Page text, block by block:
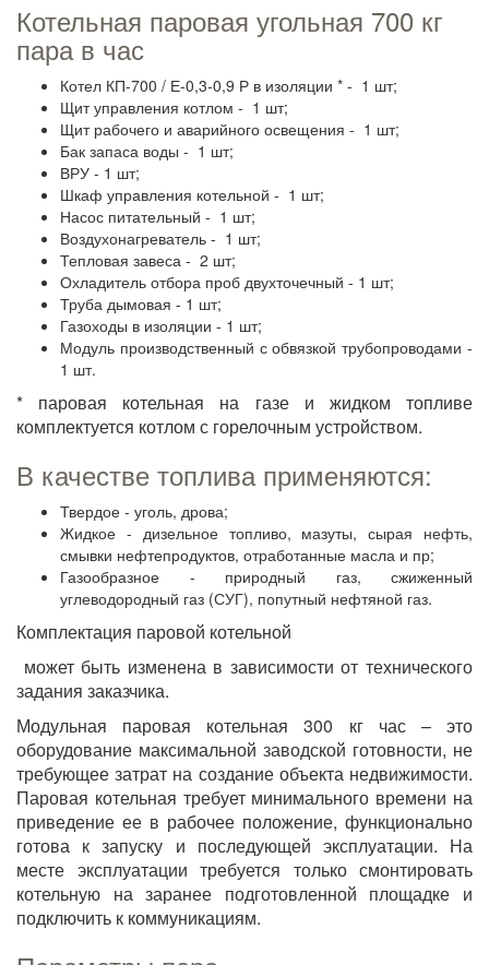
Котельная паровая угольная 700 кг
пара в час
Котел КП-700 / Е-0,3-0,9 Р в изоляции * - 1 шт;
Щит управления котлом - 1 шт;
Щит рабочего и аварийного освещения - 1 шт;
Бак запаса воды - 1 шт;
ВРУ - 1 шт;
Шкаф управления котельной - 1 шт;
Насос питательный - 1 шт;
Воздухонагреватель - 1 шт;
Тепловая завеса - 2 шт;
Охладитель отбора проб двухточечный - 1 шт;
Труба дымовая - 1 шт;
Газоходы в изоляции - 1 шт;
Модуль производственный с обвязкой трубопроводами -
1 шт.
* паровая котельная на газе и жидком топливе
комплектуется котлом с горелочным устройством.
В качестве топлива применяются:
Твердое - уголь, дрова;
Жидкое - дизельное топливо, мазуты, сырая нефть,
смывки нефтепродуктов, отработанные масла и пр;
Газообразное - природный газ, сжиженный
углеводородный газ (СУГ), попутный нефтяной газ.
Комплектация паровой котельной
может быть изменена в зависимости от технического
задания заказчика.
Модульная паровая котельная 300 кг час – это
оборудование максимальной заводской готовности, не
требующее затрат на создание объекта недвижимости.
Паровая котельная требует минимального времени на
приведение ее в рабочее положение, функционально
готова к запуску и последующей эксплуатации. На
месте эксплуатации требуется только смонтировать
котельную на заранее подготовленной площадке и
подключить к коммуникациям.